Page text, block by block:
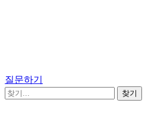
질문하기